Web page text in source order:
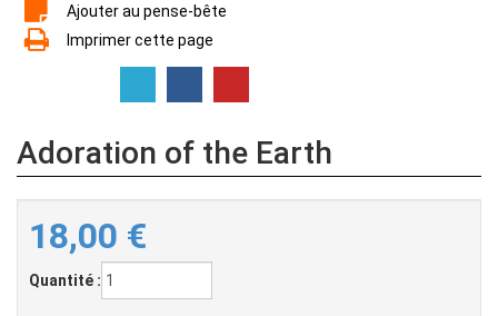
Ajouter au pense-bête
Imprimer cette page
Adoration of the Earth
18,00 €
Quantité :